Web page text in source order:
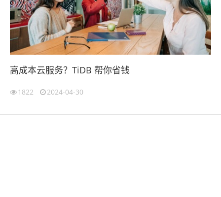
高成本云服务？TiDB 帮你省钱
1822 2024-04-30